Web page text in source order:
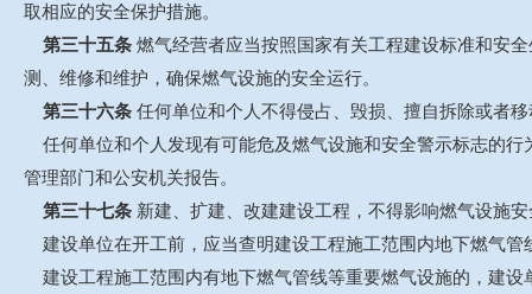
取相应的安全保护措施。
第三十五条 燃气经营者应当按照国家有关工程建设标准和安
测、维修和维护，确保燃气设施的安全运行。
第三十六条 任何单位和个人不得侵占、毁损、擅自拆除或者
任何单位和个人发现有可能危及燃气设施和安全警示标志的
管理部门和公安机关报告。
第三十七条 新建、扩建、改建建设工程，不得影响燃气设施
建设单位在开工前，应当查明建设工程施工范围内地下燃气
建设工程施工范围内有地下燃气管线等重要燃气设施的，建